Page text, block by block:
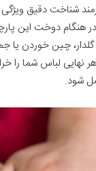
شناخت دقیق
دوخت این
چین خوردن یا
نهایی لباس شما را
شود.